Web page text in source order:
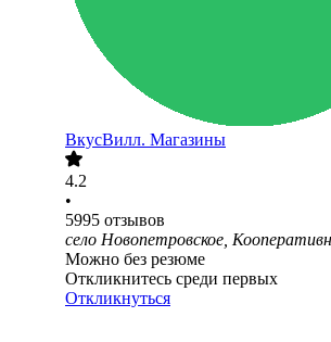
ВкусВилл. Магазины
4.2
•
5995 отзывов
село Новопетровское,
Можно без резюме
Откликнитесь среди первых
Откликнуться